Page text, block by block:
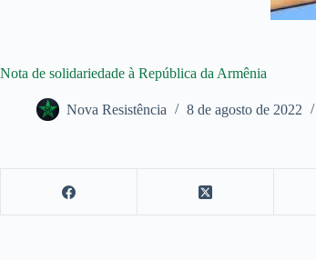
Nota de solidariedade à República da Armênia
Nova Resistência 8 de agosto de 2022